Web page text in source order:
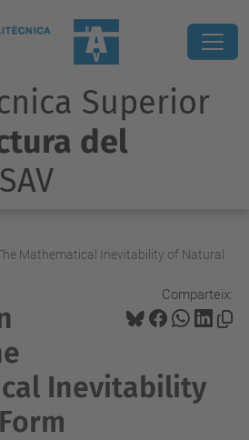
Superior
del
Mathematical Inevitability of Natural
Comparteix:
Inevitability